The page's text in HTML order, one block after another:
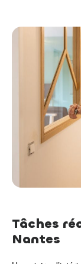
Tâches
Nantes